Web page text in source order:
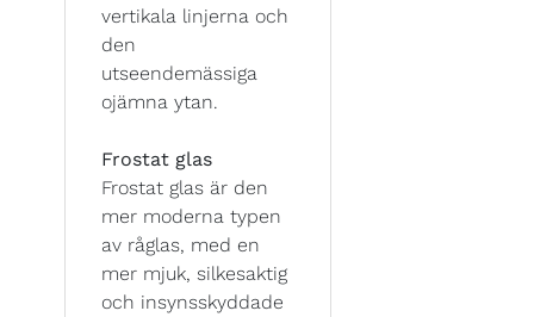
vertikala linjerna och
den
utseendemässiga
ojämna ytan.
Frostat glas
Frostat glas är den
mer moderna typen
av råglas, med en
mer mjuk, silkesaktig
och insynsskyddade